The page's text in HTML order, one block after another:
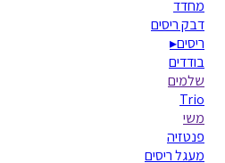
מחדד
דבק ריסים
ריסים▸
בודדים
שלמים
Trio
משי
פנטזיה
מעגל ריסים